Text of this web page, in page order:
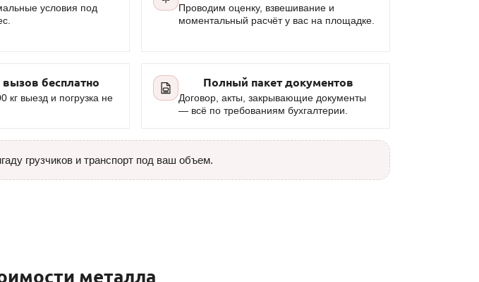
условия под
Проводим оценку, взвешивание и
моментальный расчёт у вас на площадке.
бесплатно
кг выезд и погрузка не
Полный пакет документов
Договор, акты, закрывающие документы
— всё по требованиям бухгалтерии.
грузчиков и транспорт под ваш объем.
металла